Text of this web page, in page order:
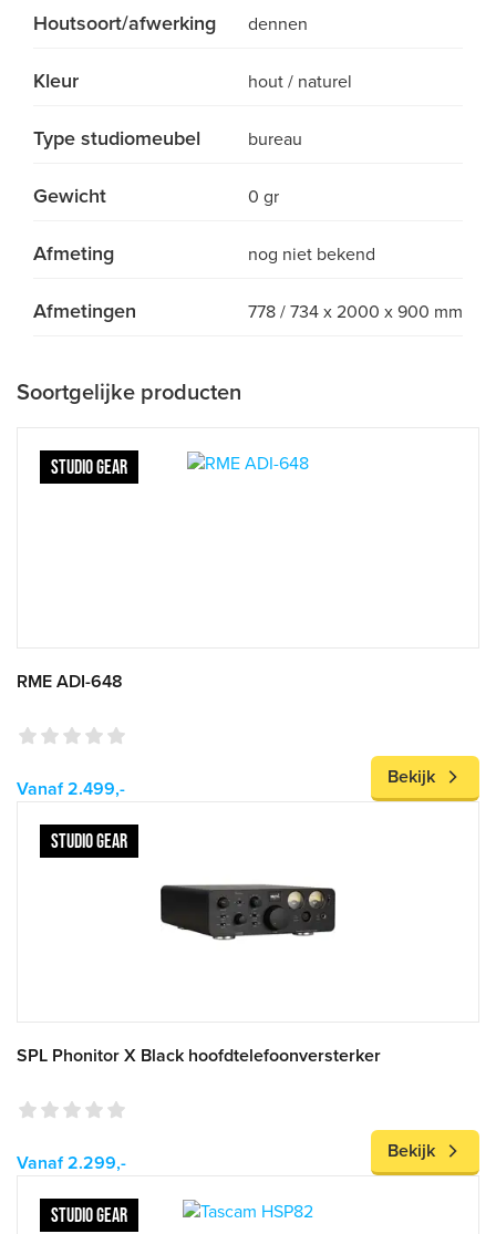
Houtsoort/afwerking dennen
Kleur hout / naturel
Type studiomeubel bureau
Gewicht 0 gr
Afmeting nog niet bekend
Afmetingen 778 / 734 x 2000 x 900 mm
Soortgelijke producten
STUDIO GEAR
RME ADI-648
Vanaf 2.499,-
Bekijk
STUDIO GEAR
SPL Phonitor X Black hoofdtelefoonversterker
Vanaf 2.299,-
Bekijk
STUDIO GEAR